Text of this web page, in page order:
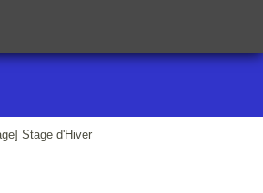
Stage d'Hiver